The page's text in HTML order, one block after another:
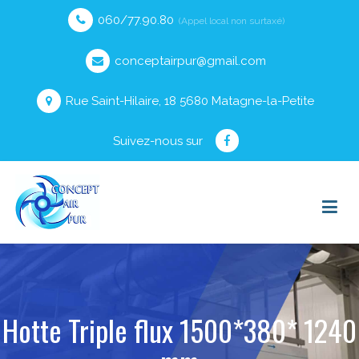
060/77.90.80 (Appel local non surtaxé)
conceptairpur@gmail.com
Rue Saint-Hilaire, 18 5680 Matagne-la-Petite
Suivez-nous sur
Hotte Triple flux 1500*380* 1240